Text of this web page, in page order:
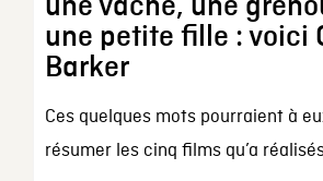
une vache, une
une petite fille : voici
Barker
Ces quelques mots pourraient à
résumer les cinq films qu’a